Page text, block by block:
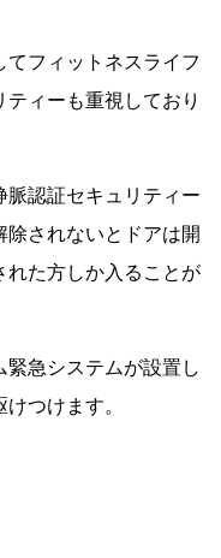
フィットネスライフ
ィーも重視しており
脈認証セキュリティー
除されないとドアは開
れた方しか入ることが
緊急システムが設置し
つけます。